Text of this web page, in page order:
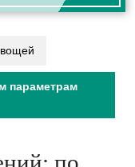
параметрам